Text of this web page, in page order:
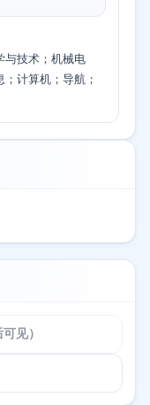
与技术；机械电
计算机；导航；
见）